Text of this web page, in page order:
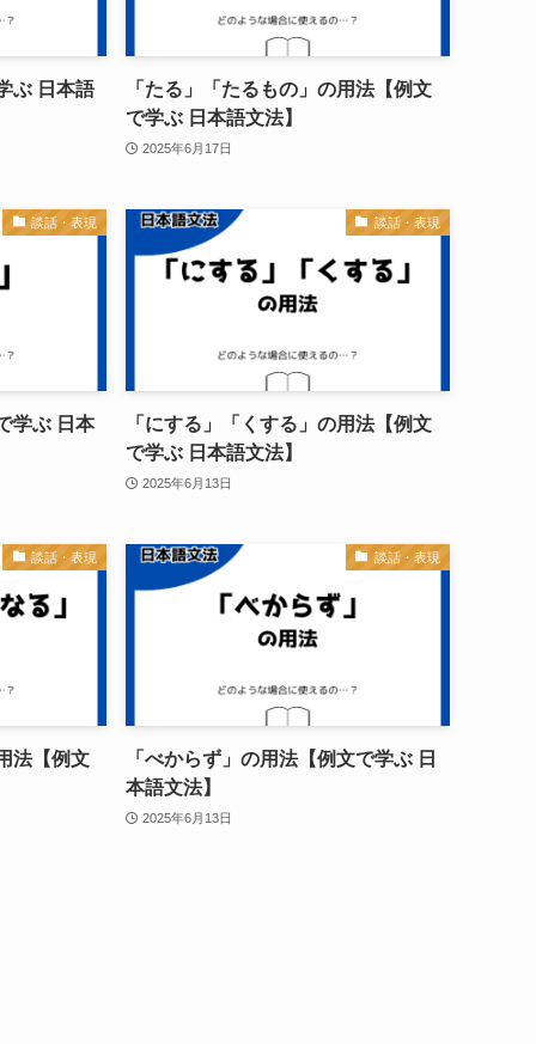
ぶ 日本語
「たる」「たるもの」の用法【例文
で学ぶ 日本語文法】
2025年6月17日
談話・表現
学ぶ 日本
談話・表現
「にする」「くする」の用法【例文
で学ぶ 日本語文法】
2025年6月13日
談話・表現
法【例文
談話・表現
「べからず」の用法【例文で学ぶ 日
本語文法】
2025年6月13日